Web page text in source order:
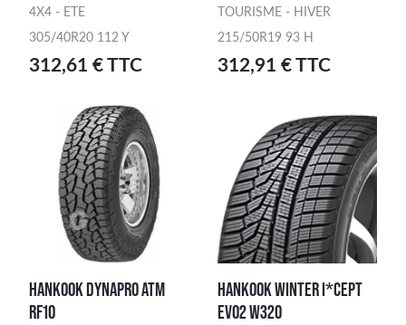
4X4 - ETE
305/40R20 112 Y
312,61 € TTC
TOURISME - HIVER
215/50R19 93 H
312,91 € TTC
HANKOOK DYNAPRO ATM
RF10
HANKOOK WINTER I*CEPT
EVO2 W320